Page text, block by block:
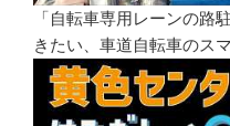
「自転車専用レーンの路
きたい、車道自転車のス